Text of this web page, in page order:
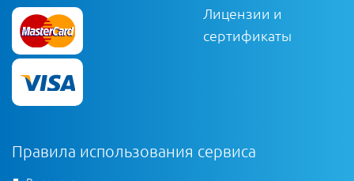
Лицензии и
сертификаты
Правила использования сервиса